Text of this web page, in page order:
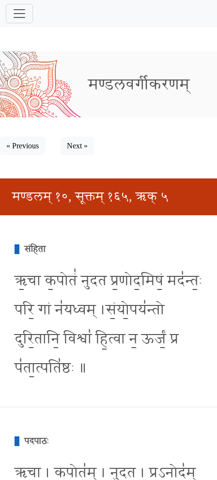
मण्डलवर्गीकरणम्
« Previous Next »
मण्डलम् १०, सूक्तम् १६५, ऋक् ५
संहिता
ऋ॒चा क॒पोतं॑ नुदत प्र॒णोद॒मिषं॒ मद॑न्त॒ः
परि॒ गां न॑यध्वम् ।सं॒यो॒पय॑न्तो
दुरि॒तानि॒ विश्वा॑ हि॒त्वा न॒ ऊर्जं॒ प्र
प॑ता॒त्पति॑ष्ठः ॥
पदपाठः
ऋ॒चा । क॒पोत॑म् । नु॒द॒त॒ । प्र॒ऽनोद॑म्